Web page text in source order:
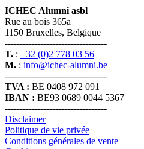
ICHEC Alumni asbl
Rue au bois 365a
1150 Bruxelles, Belgique
----------------------------------
T. : +32 (0)2 778 03 56
M. : info@ichec-alumni.be
----------------------------------
TVA : BE 0408 972 091
IBAN : BE93 0689 0044 5367
----------------------------------
Disclaimer
Politique de vie privée
Conditions générales de vente